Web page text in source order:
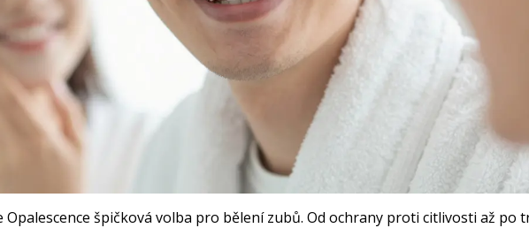
Opalescence špičková volba pro bělení zubů. Od ochrany proti citlivosti až po